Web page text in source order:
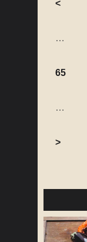
<
…
65
…
>